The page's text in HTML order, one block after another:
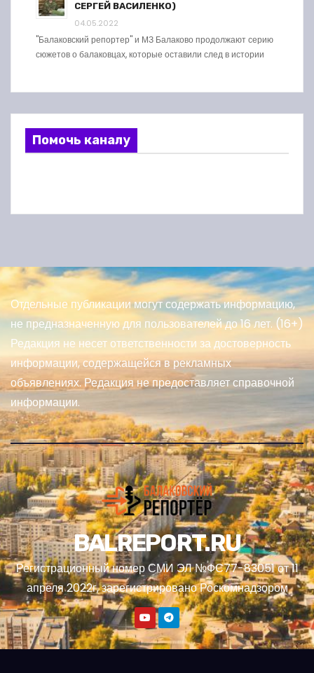
СЕРГЕЙ ВАСИЛЕНКО)
04.05.2022
"Балаковский репортер" и МЗ Балаково продолжают серию
сюжетов о балаковцах, которые оставили след в истории
Помочь каналу
Отдельные публикации могут содержать информацию,
не предназначенную для пользователей до 16 лет. (16+)
Редакция не несет ответственности за достоверность
информации, содержащейся в рекламных
объявлениях. Редакция не предоставляет справочной
информации.
BALREPORT.RU
Регистрационный номер СМИ ЭЛ №ФС77-83051 от 11
апреля 2022г, зарегистрировано Роскомнадзором